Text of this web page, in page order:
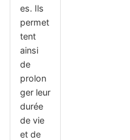
es. Ils
permet
tent
ainsi
de
prolon
ger leur
durée
de vie
et de